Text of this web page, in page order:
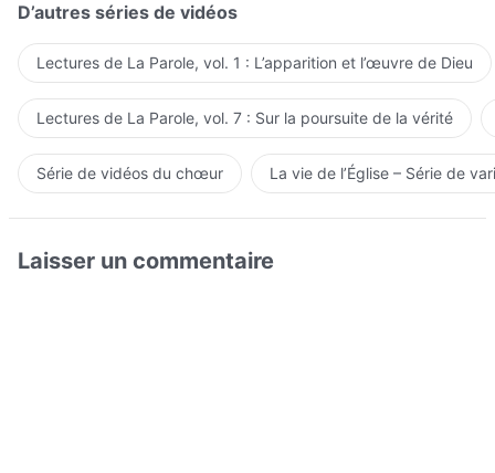
D’autres séries de vidéos
Lectures de La Parole, vol. 1 : L’apparition et l’œuvre de Dieu
Lectures de La Parole, vol. 7 : Sur la poursuite de la vérité
Série de vidéos du chœur La vie de l’Église – Série de
Laisser un commentaire